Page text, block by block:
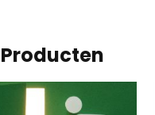
Producten